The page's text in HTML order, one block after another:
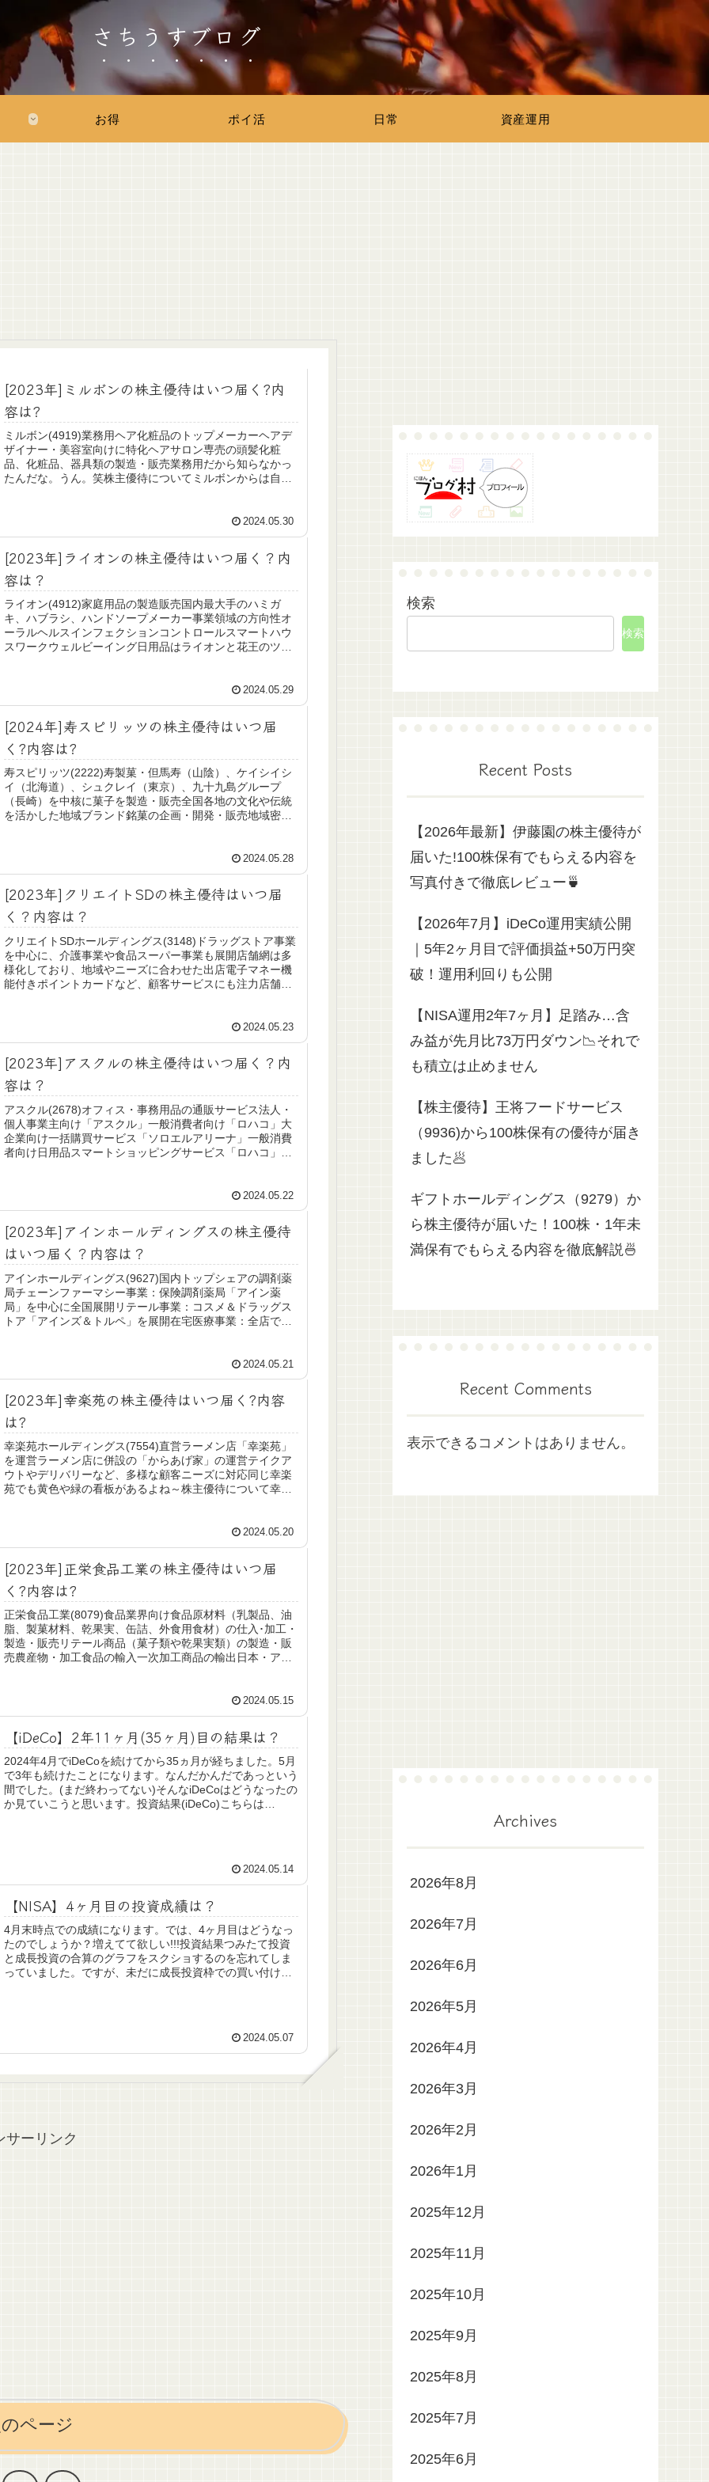
さちうすブログ
お得 ポイ活 日常 資産運用
[2023年]ミルボンの株主優待はいつ届く?内
容は?
ミルボン(4919)業務用ヘア化粧品のトップメーカーヘアデ
ザイナー・美容室向けに特化ヘアサロン専売の頭髪化粧
品、化粧品、器具類の製造・販売業務用だから知らなかっ
たんだな。うん。笑株主優待についてミルボンからは自社
2024.05.30
[2023年]ライオンの株主優待はいつ届く？内
容は？
ライオン(4912)家庭用品の製造販売国内最大手のハミガ
キ、ハブラシ、ハンドソープメーカー事業領域の方向性オ
ーラルヘルスインフェクションコントロールスマートハウ
スワークウェルビーイング日用品はライオンと花王のツー
2024.05.29
[2024年]寿スピリッツの株主優待はいつ届
く?内容は?
寿スピリッツ(2222)寿製菓・但馬寿（山陰）、ケイシイシ
イ（北海道）、シュクレイ（東京）、九十九島グループ
（長崎）を中核に菓子を製造・販売全国各地の文化や伝統
を活かした地域ブランド銘菓の企画・開発・販売地域密着
2024.05.28
[2023年]クリエイトSDの株主優待はいつ届
く？内容は？
クリエイトSDホールディングス(3148)ドラッグストア事業
を中心に、介護事業や食品スーパー事業も展開店舗網は多
様化しており、地域やニーズに合わせた出店電子マネー機
能付きポイントカードなど、顧客サービスにも注力店舗は
2024.05.23
[2023年]アスクルの株主優待はいつ届く？内
容は？
アスクル(2678)オフィス・事務用品の通販サービス法人・
個人事業主向け「アスクル」一般消費者向け「ロハコ」大
企業向け一括購買サービス「ソロエルアリーナ」一般消費
者向け日用品スマートショッピングサービス「ロハコ」
2024.05.22
[2023年]アインホールディングスの株主優待
はいつ届く？内容は？
アインホールディングス(9627)国内トップシェアの調剤薬
局チェーンファーマシー事業：保険調剤薬局「アイン薬
局」を中心に全国展開リテール事業：コスメ＆ドラッグス
トア「アインズ＆トルペ」を展開在宅医療事業：全店で在
2024.05.21
[2023年]幸楽苑の株主優待はいつ届く?内容
は?
幸楽苑ホールディングス(7554)直営ラーメン店「幸楽苑」
を運営ラーメン店に併設の「からあげ家」の運営テイクア
ウトやデリバリーなど、多様な顧客ニーズに対応同じ幸楽
苑でも黄色や緑の看板があるよね～株主優待について幸楽
2024.05.20
[2023年]正栄食品工業の株主優待はいつ届
く?内容は?
正栄食品工業(8079)食品業界向け食品原材料（乳製品、油
脂、製菓材料、乾果実、缶詰、外食用食材）の仕入･加工・
製造・販売リテール商品（菓子類や乾果実類）の製造・販
売農産物・加工食品の輸入一次加工商品の輸出日本・アメ
2024.05.15
【iDeCo】2年11ヶ月(35ヶ月)目の結果は？
2024年4月でiDeCoを続けてから35ヵ月が経ちました。5月
で3年も続けたことになります。なんだかんだであっという
間でした。(まだ終わってない)そんなiDeCoはどうなったの
か見ていこうと思います。投資結果(iDeCo)こちらは
2024.05.14
【NISA】4ヶ月目の投資成績は？
4月末時点での成績になります。では、4ヶ月目はどうなっ
たのでしょうか？増えてて欲しい!!!投資結果つみたて投資
と成長投資の合算のグラフをスクショするのを忘れてしま
っていました。ですが、未だに成長投資枠での買い付けは
2024.05.07
サーリンク
ページ
検索
検索
Recent Posts
【2026年最新】伊藤園の株主優待が
届いた!100株保有でもらえる内容を
写真付きで徹底レビュー🍵
【2026年7月】iDeCo運用実績公開
｜5年2ヶ月目で評価損益+50万円突
破！運用利回りも公開
【NISA運用2年7ヶ月】足踏み…含
み益が先月比73万円ダウン📉それで
も積立は止めません
【株主優待】王将フードサービス
（9936)から100株保有の優待が届き
ました🥟
ギフトホールディングス（9279）か
ら株主優待が届いた！100株・1年未
満保有でもらえる内容を徹底解説🍜
Recent Comments
表示できるコメントはありません。
Archives
2026年8月
2026年7月
2026年6月
2026年5月
2026年4月
2026年3月
2026年2月
2026年1月
2025年12月
2025年11月
2025年10月
2025年9月
2025年8月
2025年7月
2025年6月